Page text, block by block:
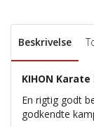
Beskrivelse
KIHON
En rigtig godt
godkendte